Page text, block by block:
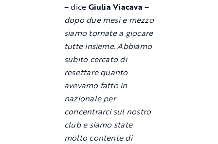
– dice Giulia Viacava –
dopo due mesi e mezzo
siamo tornate a giocare
tutte insieme. Abbiamo
subito cercato di
resettare quanto
avevamo fatto in
nazionale per
concentrarci sul nostro
club e siamo state
molto contente di